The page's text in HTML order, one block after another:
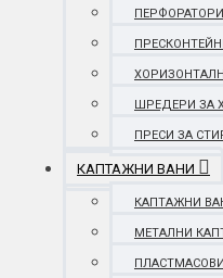
ШРЕДЕРИ ЗА
ПРЕСИ ЗА
КАПТАЖНИ ВАНИ
КАПТАЖНИ
МЕТАЛНИ